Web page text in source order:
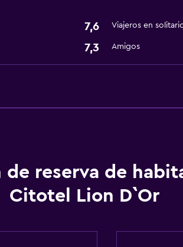
Secador de pelo
7,6 Viajeros en
7,3 Amigos
reserva de
Citotel Lion D`Or